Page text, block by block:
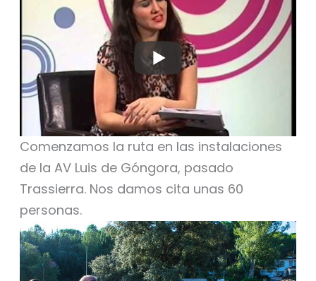
Comenzamos la ruta en las instalaciones
de la AV Luis de Góngora, pasado
Trassierra. Nos damos cita unas 60
personas.